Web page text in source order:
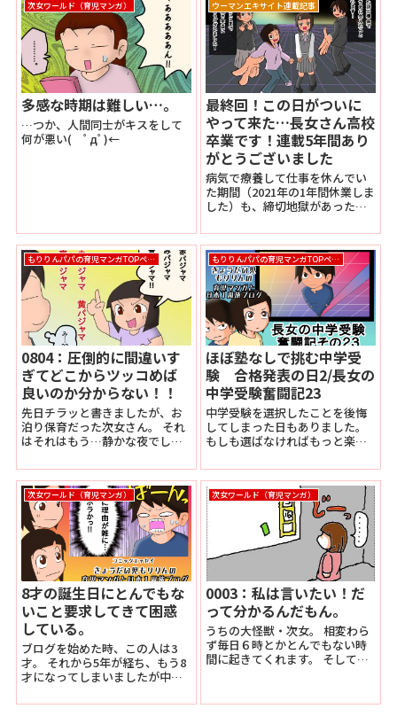
次女ワールド（育児マンガ）
多感な時期は難しい…。
…つか、人間同士がキスをして
何が悪い( ﾟдﾟ)←
ウーマンエキサイト連載記事
最終回！この日がついに
やって来た…長女さん高校
卒業です！連載5年間あり
がとうございました
病気で療養して仕事を休んでい
た期間（2021年の1年間休業しま
した）も、締切地獄があったお
活が送れていたと思っていま
す。今回の漫画の最後に挨拶を
載せさせて頂いております。是
非リンクからご覧下さいね！そ
れではこれまで本当にありがと
うございました！またどこかで
お会いしましょう！！
もりりんパパの育児マンガTOPページ
0804：圧倒的に間違いす
ぎてどこからツッコめば
良いのか分からない！！
先日チラッと書きましたが、お
泊り保育だった次女さん。 それ
はそれはもう…静かな夜でし
(;^ω^) 正直寂しかったです(笑)
んで… 我が家が静かになった
分、あちらで...
もりりんパパの育児マンガTOPページ
ほぼ塾なしで挑む中学受
験 合格発表の日2/長女の
中学受験奮闘記23
中学受験を選択したことを後悔
してしまった日もありました。
もしも選ばなければもっと楽し
だろうに。もしも選ばなければ
僕はこんなに怒らずに平穏な
日々を過ごせていただろうに。
でも…
次女ワールド（育児マンガ）
8才の誕生日にとんでもな
いこと要求してきて困惑
している。
ブログを始めた時、この人は3
才。 それから5年が経ち、もう8
才になってしまいましたが中身
んな怪獣娘な次女ですが、これ
次女ワールド（育児マンガ）
0003：私は言いたい！だ
って分かるんだもん。
うちの大怪獣・次女。 相変わら
ず毎日６時とかとんでもない時
間に起きてくれます。 そして必